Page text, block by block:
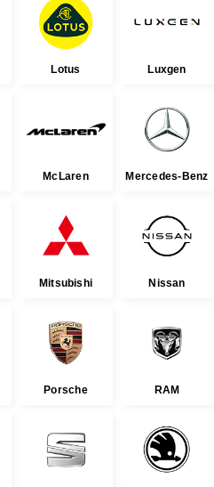
Lotus Luxgen
McLaren Mercedes-Benz
Mitsubishi Nissan
Porsche RAM